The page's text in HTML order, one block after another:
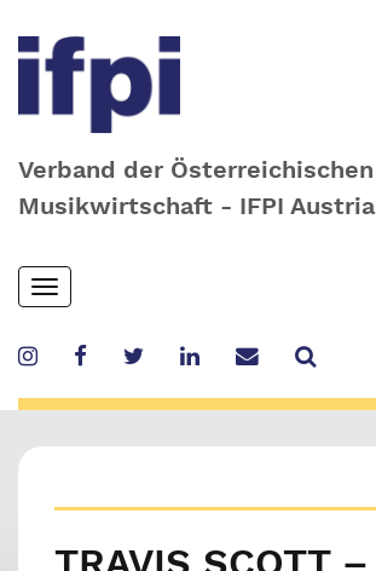
Verband der Österreichischen
Musikwirtschaft - IFPI Austria
Skip
to
content
Toggle
navigation